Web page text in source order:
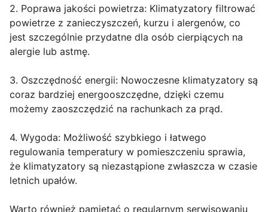
2. Poprawa jakości powietrza: Klimatyzatory filtrować
powietrze z zanieczyszczeń, kurzu i alergenów, co
jest szczególnie przydatne dla osób cierpiących na
alergie lub astmę.
3. Oszczędność energii: Nowoczesne klimatyzatory są
coraz bardziej energooszczędne, dzięki czemu
możemy zaoszczędzić na rachunkach za prąd.
4. Wygoda: Możliwość szybkiego i łatwego
regulowania temperatury w pomieszczeniu sprawia,
że klimatyzatory są niezastąpione zwłaszcza w czasie
letnich upałów.
Warto również pamiętać o regularnym serwisowaniu